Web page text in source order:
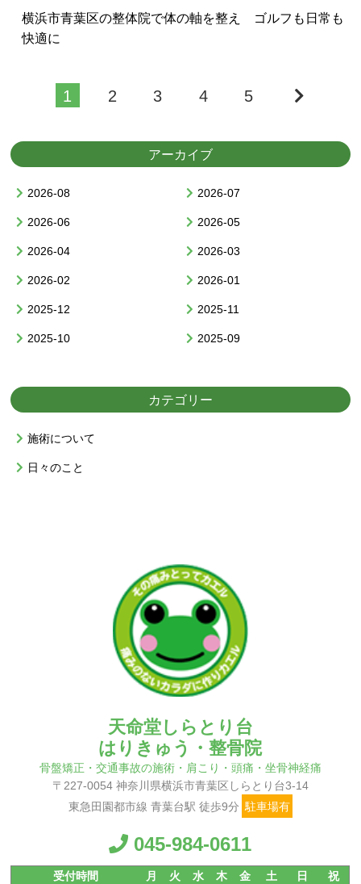
横浜市青葉区の整体院で体の軸を整え ゴルフも日常も
快適に
1 2 3 4 5
アーカイブ
2026-08 2026-07
2026-06 2026-05
2026-04 2026-03
2026-02 2026-01
2025-12 2025-11
2025-10 2025-09
カテゴリー
施術について
日々のこと
天命堂しらとり台
はりきゅう・整骨院
骨盤矯正・交通事故の施術・肩こり・頭痛・坐骨神経痛
〒227-0054 神奈川県横浜市青葉区しらとり台3-14
東急田園都市線 青葉台駅 徒歩9分 駐車場有
045-984-0611
受付時間 月 火 水 木 金 土 日
祝